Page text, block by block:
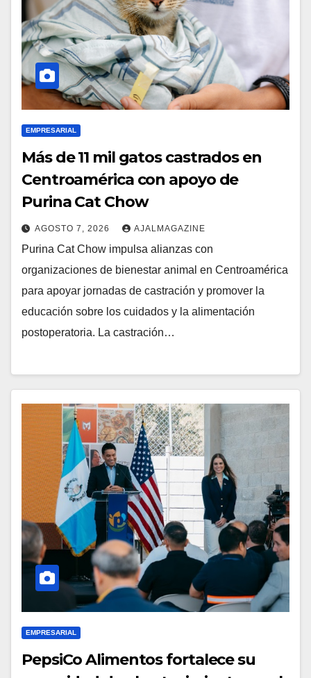
EMPRESARIAL
Más de 11 mil gatos castrados en
Centroamérica con apoyo de
Purina Cat Chow
AGOSTO 7, 2026 AJALMAGAZINE
Purina Cat Chow impulsa alianzas con
organizaciones de bienestar animal en Centroamérica
para apoyar jornadas de castración y promover la
educación sobre los cuidados y la alimentación
postoperatoria. La castración…
EMPRESARIAL
PepsiCo Alimentos fortalece su